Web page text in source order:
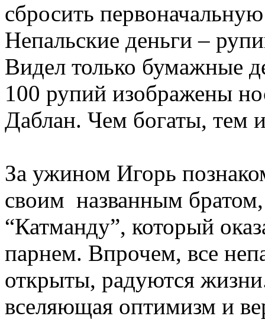
сбросить
Непальские деньги –
Видел только бумажные
100 рупий изображены
Даблан. Чем богаты, тем
За ужином Игорь
своим названным
“Катманду”, который
парнем. Впрочем, все
открыты, радуются
вселяющая оптимизм и